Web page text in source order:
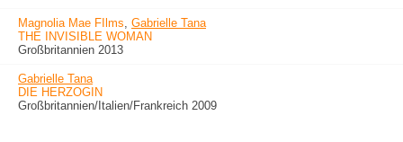
Magnolia Mae FIlms Gabrielle Tana
THE INVISIBLE WOMAN
Großbritannien 2013
Gabrielle Tana
DIE HERZOGIN
Großbritannien/Italien/Frankreich 2009